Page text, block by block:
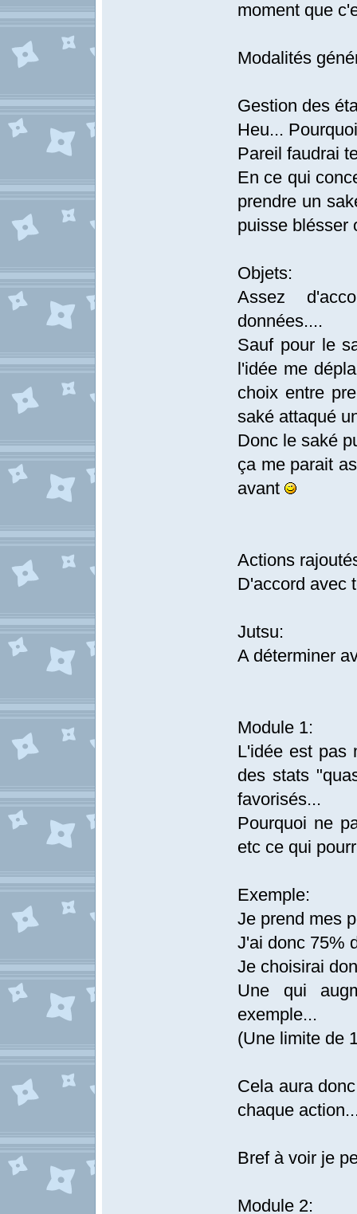
moment que
Modalités
Gestion des
Heu...
Pareil faudrai
En ce qui
prendre un
puisse blésser
Objets:
Assez
données....
Sauf pour le
l'idée me
choix entre
saké attaqué
Donc le saké
ça me parait
avant
Actions
D'accord avec
Jutsu:
A déterminer
Module 1:
L'idée est pas
des stats
favorisés...
Pourquoi ne
etc ce qui
Exemple:
Je prend mes
J'ai donc 75%
Je choisirai
Une qui
exemple...
(Une limite de
Cela aura
chaque
Bref à voir je
Module 2: